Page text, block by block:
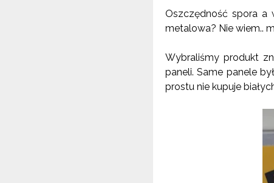
Oszczędność spora a
metalowa? Nie wiem..
Wybraliśmy produkt
paneli. Same panele
prostu nie kupuje